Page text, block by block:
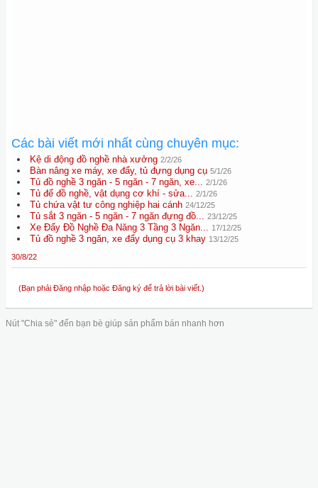
Các bài viết mới nhất cùng chuyên mục:
Kệ di động đồ nghề nhà xưởng 2/2/26
Bàn nâng xe máy, xe đẩy, tủ đựng dụng cụ 5/1/26
Tủ đồ nghề 3 ngăn - 5 ngăn - 7 ngăn, xe... 2/1/26
Tủ để đồ nghề, vật dụng cơ khí - sửa... 2/1/26
Tủ chứa vật tư công nghiệp hai cánh 24/12/25
Tủ sắt 3 ngăn - 5 ngăn - 7 ngăn đựng đồ... 23/12/25
Xe Đẩy Đồ Nghề Đa Năng 3 Tầng 3 Ngăn... 17/12/25
Tủ đồ nghề 3 ngăn, xe đẩy dụng cụ 3 khay 13/12/25
30/8/22
(Bạn phải Đăng nhập hoặc Đăng ký để trả lời bài viết.)
Nút "Chia sẻ" đến bạn bè giúp sản phẩm bán nhanh hơn